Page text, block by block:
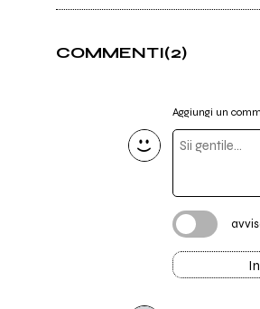
COMMENTI(2)
Aggiungi un